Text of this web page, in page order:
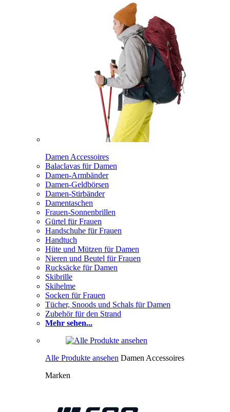
Damen Accessoires
Balaclavas für Damen
Damen-Armbänder
Damen-Geldbörsen
Damen-Stirbänder
Damentaschen
Frauen-Sonnenbrillen
Gürtel für Frauen
Handschuhe für Frauen
Handtuch
Hüte und Mützen für Damen
Nieren und Beutel für Frauen
Rucksäcke für Damen
Skibrille
Skihelme
Socken für Frauen
Tücher, Snoods und Schals für Damen
Zubehör für den Strand
Mehr sehen...
Alle Produkte ansehen Damen Accessoires
Marken